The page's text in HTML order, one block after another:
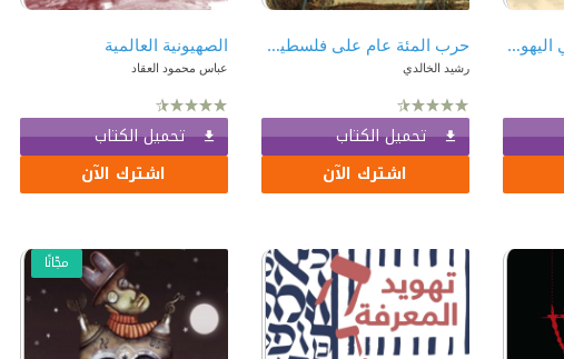
من هم اليهود؟ وما هي اليهودية؟ أسئلة الهوية وأزمة الدولة اليهودية حرب المئة عام على فلسطين: قصة الإستعمار الإستيطاني والمقاومة 1917 - 2017
رشيد الخالدي
تحميل الكتاب
اشترك الآن
الصهيونية العالمية
عباس محمود العقاد
تحميل الكتاب
اشترك الآن
مجّانًا